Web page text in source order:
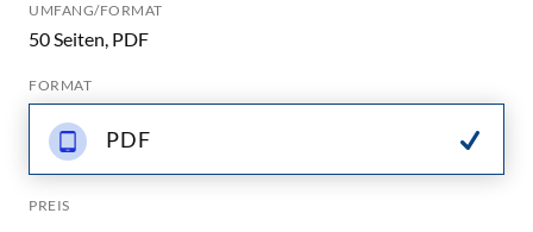
UMFANG/FORMAT
50 Seiten, PDF
FORMAT
PDF
PREIS